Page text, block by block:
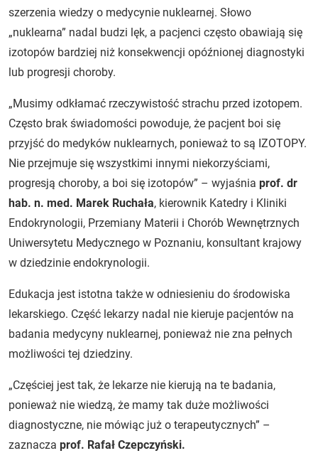
szerzenia wiedzy o medycynie nuklearnej. Słowo
„nuklearna” nadal budzi lęk, a pacjenci często obawiają się
izotopów bardziej niż konsekwencji opóźnionej diagnostyki
lub progresji choroby.
„Musimy odkłamać rzeczywistość strachu przed izotopem.
Często brak świadomości powoduje, że pacjent boi się
przyjść do medyków nuklearnych, ponieważ to są IZOTOPY.
Nie przejmuje się wszystkimi innymi niekorzyściami,
progresją choroby, a boi się izotopów” – wyjaśnia prof. dr
hab. n. med. Marek Ruchała, kierownik Katedry i Kliniki
Endokrynologii, Przemiany Materii i Chorób Wewnętrznych
Uniwersytetu Medycznego w Poznaniu, konsultant krajowy
w dziedzinie endokrynologii.
Edukacja jest istotna także w odniesieniu do środowiska
lekarskiego. Część lekarzy nadal nie kieruje pacjentów na
badania medycyny nuklearnej, ponieważ nie zna pełnych
możliwości tej dziedziny.
„Częściej jest tak, że lekarze nie kierują na te badania,
ponieważ nie wiedzą, że mamy tak duże możliwości
diagnostyczne, nie mówiąc już o terapeutycznych” –
zaznacza prof. Rafał Czepczyński.